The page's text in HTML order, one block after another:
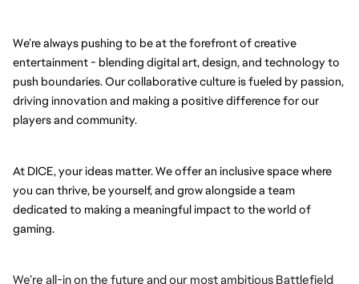
We’re always pushing to be at the forefront of creative
entertainment - blending digital art, design, and technology to
push boundaries. Our collaborative culture is fueled by passion,
driving innovation and making a positive difference for our
players and community.
At DICE, your ideas matter. We offer an inclusive space where
you can thrive, be yourself, and grow alongside a team
dedicated to making a meaningful impact to the world of
gaming.
We’re all-in on the future and our most ambitious Battlefield